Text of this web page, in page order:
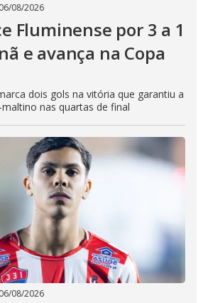
06/08/2026
Fluminense por 3 a 1
e avança na Copa
dois gols na vitória que garantiu a
nas quartas de final
06/08/2026